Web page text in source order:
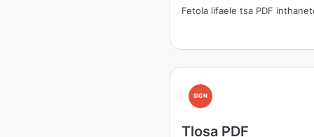
Fetola lifaele tsa PDF
SIGN
Tlosa PDF